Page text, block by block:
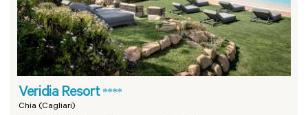
Veridia Resort ****
Chia (Cagliari)